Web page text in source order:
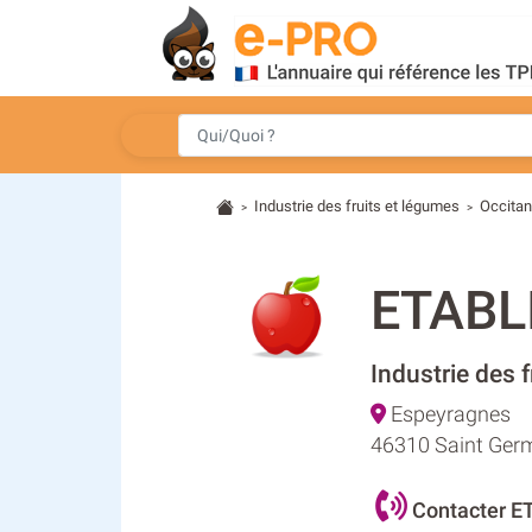
> Industrie des fruits et légumes >
Industrie des
Espeyragnes
46310 Saint
Contacter